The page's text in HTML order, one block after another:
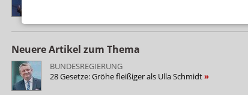
Neuere Artikel zum Thema
BUNDESREGIERUNG
28 Gesetze: Gröhe fleißiger als Ulla Schmidt